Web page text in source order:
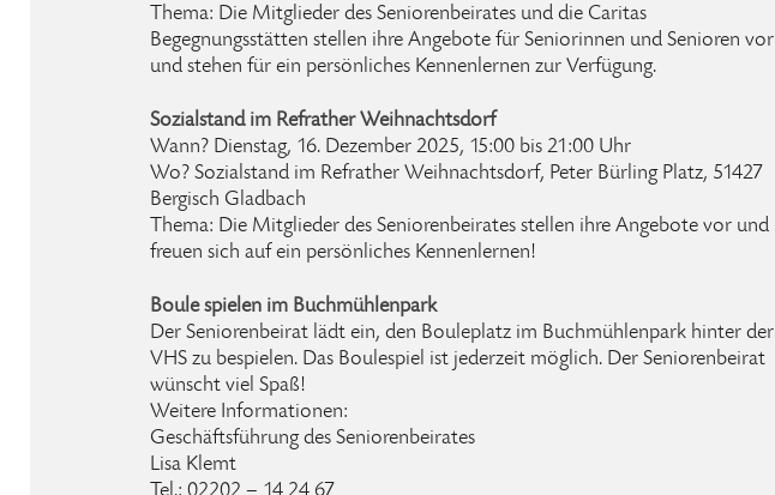
Thema: Die Mitglieder des Seniorenbeirates und die Caritas
Begegnungsstätten stellen ihre Angebote für Seniorinnen und Senioren vor
und stehen für ein persönliches Kennenlernen zur Verfügung.
Sozialstand im Refrather Weihnachtsdorf
Wann? Dienstag, 16. Dezember 2025, 15:00 bis 21:00 Uhr
Wo? Sozialstand im Refrather Weihnachtsdorf, Peter Bürling Platz, 51427
Bergisch Gladbach
Thema: Die Mitglieder des Seniorenbeirates stellen ihre Angebote vor und
freuen sich auf ein persönliches Kennenlernen!
Boule spielen im Buchmühlenpark
Der Seniorenbeirat lädt ein, den Bouleplatz im Buchmühlenpark hinter der
VHS zu bespielen. Das Boulespiel ist jederzeit möglich. Der Seniorenbeirat
wünscht viel Spaß!
Weitere Informationen:
Geschäftsführung des Seniorenbeirates
Lisa Klemt